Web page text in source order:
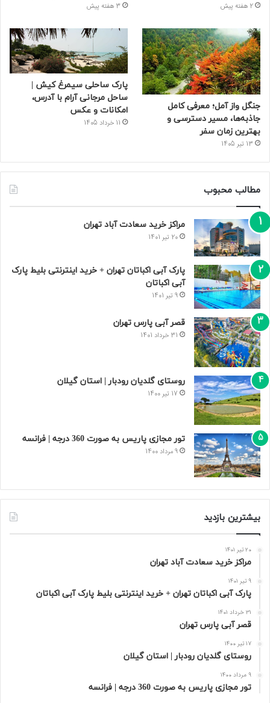
2 هفته پیش 3 هفته پیش
جنگل واز آمل؛ معرفی کامل
جاذبه‌ها، مسیر دسترسی و
بهترین زمان سفر
13 تیر 1405
پارک ساحلی سیمرغ کیش |
ساحل مرجانی آرام با آدرس،
امکانات و عکس
11 خرداد 1405
مطالب محبوب
مراکز خرید سعادت‌ آباد تهران
20 تیر 1401
پارک آبی اکباتان تهران + خرید اینترنتی بلیط پارک
آبی اکباتان
9 تیر 1401
قصر آبی پارس تهران
31 خرداد 1401
روستای گلدیان رودبار | استان گیلان
17 تیر 1400
تور مجازی پاریس به صورت 360 درجه | فرانسه
9 مرداد 1400
بیشترین بازدید
20 تیر 1401
مراکز خرید سعادت‌ آباد تهران
9 تیر 1401
پارک آبی اکباتان تهران + خرید اینترنتی بلیط پارک آبی اکباتان
31 خرداد 1401
قصر آبی پارس تهران
17 تیر 1400
روستای گلدیان رودبار | استان گیلان
9 مرداد 1400
تور مجازی پاریس به صورت 360 درجه | فرانسه